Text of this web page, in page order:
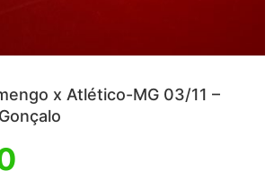
x Atlético-MG 03/11 –